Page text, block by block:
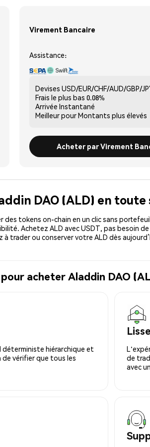
Virement Bancaire
Assistance:
Devises USD/EUR/CHF/AUD/GBP/
Frais le plus bas 0.08%
Arrivée Instantané
Meilleur pourMontants plus élevés
Acheter par Virement
DAO (ALD) en
tokens on-chain en un clic sans
Achetez ALD avec USDT, pas besoin
trader ou conserver votre ALD dès
acheter Aladdin DAO
hiérarchique et
vérifier que tous les
de
avec